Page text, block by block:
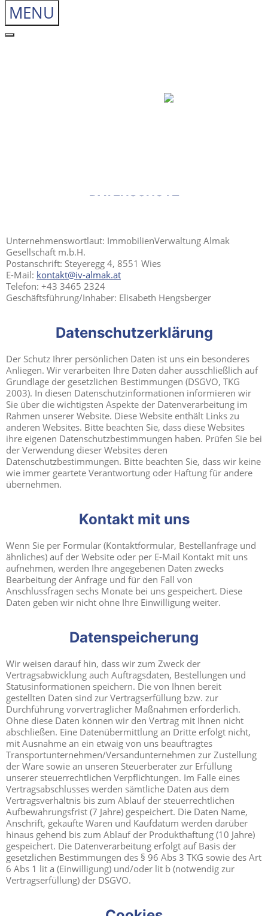
MENU
DATENSCHUTZ
Unternehmenswortlaut: ImmobilienVerwaltung Almak
Gesellschaft m.b.H.
Postanschrift: Steyeregg 4, 8551 Wies
E-Mail: kontakt@iv-almak.at
Telefon: +43 3465 2324
Geschäftsführung/Inhaber: Elisabeth Hengsberger
Datenschutzerklärung
Der Schutz Ihrer persönlichen Daten ist uns ein besonderes
Anliegen. Wir verarbeiten Ihre Daten daher ausschließlich auf
Grundlage der gesetzlichen Bestimmungen (DSGVO, TKG
2003). In diesen Datenschutzinformationen informieren wir
Sie über die wichtigsten Aspekte der Datenverarbeitung im
Rahmen unserer Website. Diese Website enthält Links zu
anderen Websites. Bitte beachten Sie, dass diese Websites
ihre eigenen Datenschutzbestimmungen haben. Prüfen Sie bei
der Verwendung dieser Websites deren
Datenschutzbestimmungen. Bitte beachten Sie, dass wir keine
wie immer geartete Verantwortung oder Haftung für andere
übernehmen.
Kontakt mit uns
Wenn Sie per Formular (Kontaktformular, Bestellanfrage und
ähnliches) auf der Website oder per E-Mail Kontakt mit uns
aufnehmen, werden Ihre angegebenen Daten zwecks
Bearbeitung der Anfrage und für den Fall von
Anschlussfragen sechs Monate bei uns gespeichert. Diese
Daten geben wir nicht ohne Ihre Einwilligung weiter.
Datenspeicherung
Wir weisen darauf hin, dass wir zum Zweck der
Vertragsabwicklung auch Auftragsdaten, Bestellungen und
Statusinformationen speichern. Die von Ihnen bereit
gestellten Daten sind zur Vertragserfüllung bzw. zur
Durchführung vorvertraglicher Maßnahmen erforderlich.
Ohne diese Daten können wir den Vertrag mit Ihnen nicht
abschließen. Eine Datenübermittlung an Dritte erfolgt nicht,
mit Ausnahme an ein etwaig von uns beauftragtes
Transportunternehmen/Versandunternehmen zur Zustellung
der Ware sowie an unseren Steuerberater zur Erfüllung
unserer steuerrechtlichen Verpflichtungen. Im Falle eines
Vertragsabschlusses werden sämtliche Daten aus dem
Vertragsverhältnis bis zum Ablauf der steuerrechtlichen
Aufbewahrungsfrist (7 Jahre) gespeichert. Die Daten Name,
Anschrift, gekaufte Waren und Kaufdatum werden darüber
hinaus gehend bis zum Ablauf der Produkthaftung (10 Jahre)
gespeichert. Die Datenverarbeitung erfolgt auf Basis der
gesetzlichen Bestimmungen des § 96 Abs 3 TKG sowie des Art
6 Abs 1 lit a (Einwilligung) und/oder lit b (notwendig zur
Vertragserfüllung) der DSGVO.